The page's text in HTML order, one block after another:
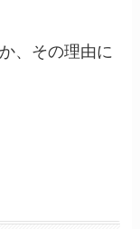
、その理由に